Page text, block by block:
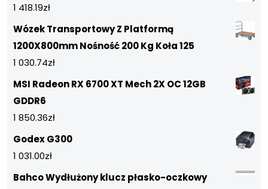
1 418.19zł
Wózek Transportowy Z Platformą
1200X800mm Nośność 200 Kg Koła 125
1 030.74zł
MSI Radeon RX 6700 XT Mech 2X OC 12GB
GDDR6
1 850.36zł
Godex G300
1 031.00zł
Bahco Wydłużony klucz płasko-oczkowy